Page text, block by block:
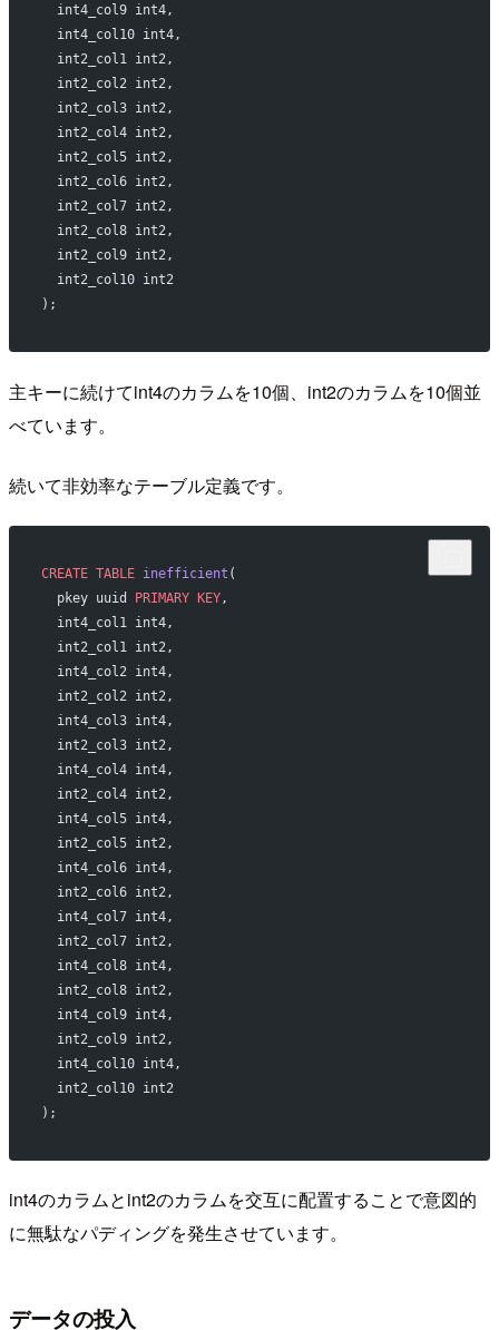
  int4_col9 int4,
  int4_col10 int4,
  int2_col1 int2,
  int2_col2 int2,
  int2_col3 int2,
  int2_col4 int2,
  int2_col5 int2,
  int2_col6 int2,
  int2_col7 int2,
  int2_col8 int2,
  int2_col9 int2,
  int2_col10 int2
);
主キーに続けてint4のカラムを10個、int2のカラムを10個並
べています。
続いて非効率なテーブル定義です。
CREATE TABLE inefficient (
  pkey uuid
PRIMARY KEY,
  int4_col1 int4,
  int2_col1 int2,
  int4_col2 int4,
  int2_col2 int2,
  int4_col3 int4,
  int2_col3 int2,
  int4_col4 int4,
  int2_col4 int2,
  int4_col5 int4,
  int2_col5 int2,
  int4_col6 int4,
  int2_col6 int2,
  int4_col7 int4,
  int2_col7 int2,
  int4_col8 int4,
  int2_col8 int2,
  int4_col9 int4,
  int2_col9 int2,
  int4_col10 int4,
  int2_col10 int2
);
int4のカラムとint2のカラムを交互に配置することで意図的
に無駄なパディングを発生させています。
データの投入